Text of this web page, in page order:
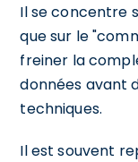
Il se concentre
que sur le
freiner la
données avant
techniques.
Il est souvent